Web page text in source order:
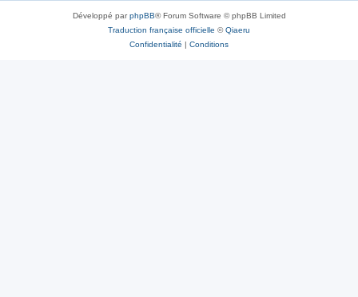
Développé parphpBB® Forum Software © phpBB Limited
Traduction française officielle ©Qiaeru
Confidentialité | Conditions